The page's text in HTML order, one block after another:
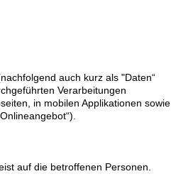
auch kurz als "Daten“
Verarbeitungen
in mobilen Applikationen sowie
auf die betroffenen Personen.